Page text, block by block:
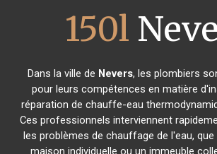
150l
Dans la ville de Nevers, les plombiers
pour leurs compétences en matière
réparation de chauffe-eau
Ces professionnels interviennent
les problèmes de chauffage de l'eau,
maison individuelle ou un immeuble